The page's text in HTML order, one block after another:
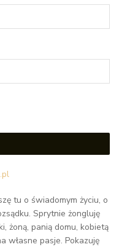
tu o świadomym życiu, o
Sprytnie żongluję
żoną, panią domu, kobietą
własne pasje. Pokazuję